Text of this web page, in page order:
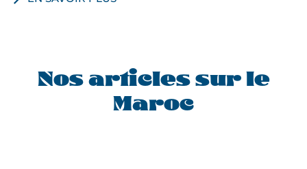
Nos articles sur le
Maroc